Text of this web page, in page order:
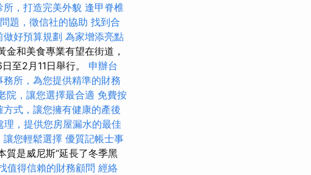
，打造完美外貌 逢甲脊椎
題，徵信社的協助 找到合
做好預算規劃 為家增添亮點
金和美食專業有望在街道，
至2月11日舉行。 申辦台
務所，為您提供精準的財務
院，讓您選擇最合適 免費按
式，讓您擁有健康的產後
理，提供您房屋漏水的最佳
讓您輕鬆選擇 優質記帳士事
質是威尼斯“延長了冬季黑
值得信賴的財務顧問 經絡